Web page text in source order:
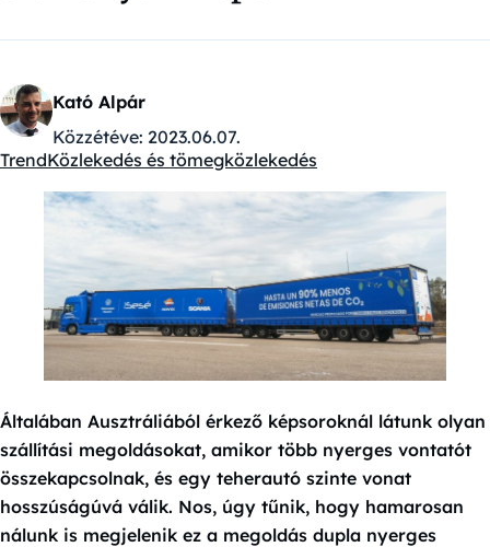
Kató Alpár
Közzétéve: 2023.06.07.
Kategóriák:
TrendKözlekedés és tömegközlekedés
Általában Ausztráliából érkező képsoroknál látunk olyan
szállítási megoldásokat, amikor több nyerges vontatót
összekapcsolnak, és egy teherautó szinte vonat
hosszúságúvá válik. Nos, úgy tűnik, hogy hamarosan
nálunk is megjelenik ez a megoldás dupla nyerges